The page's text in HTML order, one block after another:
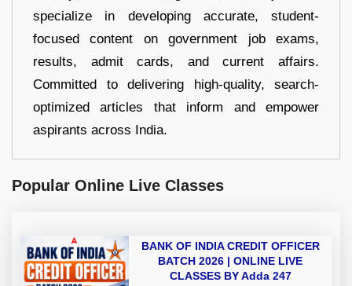
specialize in developing accurate, student-
focused content on government job exams,
results, admit cards, and current affairs.
Committed to delivering high-quality, search-
optimized articles that inform and empower
aspirants across India.
Popular Online Live Classes
BANK OF INDIA CREDIT OFFICER
BATCH 2026 | ONLINE LIVE
CLASSES BY Adda 247